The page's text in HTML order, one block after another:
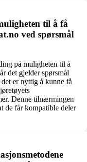
til å få
ved spørsmål
på muligheten til å
det gjelder spørsmål
er nyttig å kunne få
Denne tilnærmingen
de får kompatible deler